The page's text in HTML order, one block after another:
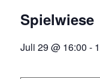
Spielwiese
Juli 29 @ 16:00 -